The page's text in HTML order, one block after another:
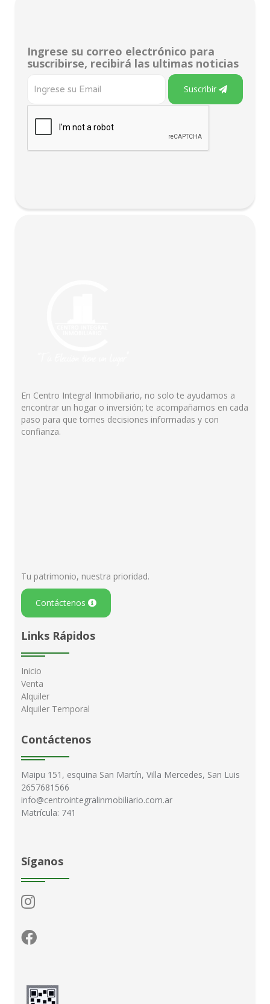
Ingrese su correo electrónico para
suscribirse, recibirá las ultimas noticias
Suscribir
En Centro Integral Inmobiliario, no solo te ayudamos a
encontrar un hogar o inversión; te acompañamos en cada
paso para que tomes decisiones informadas y con
confianza.
Tu patrimonio, nuestra prioridad.
Contáctenos
Links Rápidos
Inicio
Venta
Alquiler
Alquiler Temporal
Contáctenos
Maipu 151, esquina San Martín, Villa Mercedes, San Luis
2657681566
info@centrointegralinmobiliario.com.ar
Matrícula: 741
Síganos